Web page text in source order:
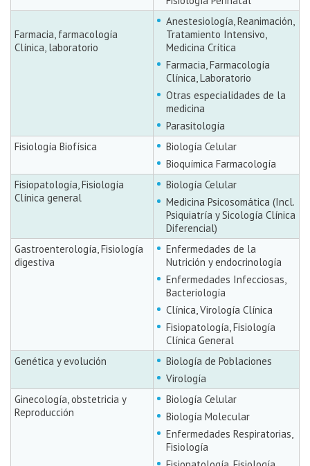
Farmacia, farmacología
Clínica, laboratorio
Anestesiología, Reanimación,
Tratamiento Intensivo,
Medicina Crítica
Farmacia, Farmacología
Clínica, Laboratorio
Otras especialidades de la
medicina
Parasitología
Fisiología Biofísica
Biología Celular
Bioquímica Farmacología
Fisiopatología, Fisiología
Clínica general
Biología Celular
Medicina Psicosomática (Incl.
Psiquiatría y Sicología Clínica
Diferencial)
Gastroenterología, Fisiología
digestiva
Enfermedades de la
Nutrición y endocrinología
Enfermedades Infecciosas,
Bacteriología
Clínica, Virología Clínica
Fisiopatología, Fisiología
Clínica General
Genética y evolución
Biología de Poblaciones
Virología
Ginecología, obstetricia y
Reproducción
Biología Celular
Biología Molecular
Enfermedades Respiratorias,
Fisiología